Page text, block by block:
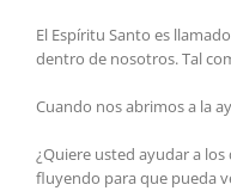
El Espíritu Santo es
dentro de nosotros. Tal
Cuando nos abrimos a la
¿Quiere usted ayudar a
fluyendo para que pueda